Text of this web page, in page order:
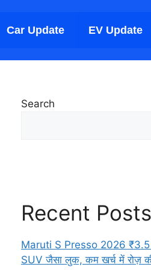
Car Update EV Update
Search
Recent Posts
Maruti S Presso 2026 ₹3.5
SUV जैसा लुक, कम खर्च में रोज़